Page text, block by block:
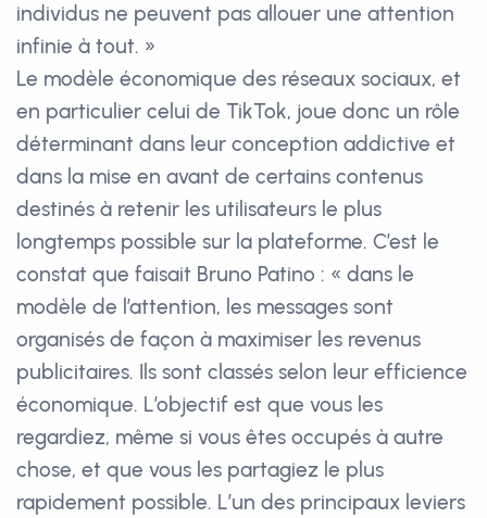
individus ne peuvent pas allouer une attention
infinie à tout. »
Le modèle économique des réseaux sociaux, et
en particulier celui de TikTok, joue donc un rôle
déterminant dans leur conception addictive et
dans la mise en avant de certains contenus
destinés à retenir les utilisateurs le plus
longtemps possible sur la plateforme. C’est le
constat que faisait Bruno Patino : « dans le
modèle de l’attention, les messages sont
organisés de façon à maximiser les revenus
publicitaires. Ils sont classés selon leur efficience
économique. L’objectif est que vous les
regardiez, même si vous êtes occupés à autre
chose, et que vous les partagiez le plus
rapidement possible. L’un des principaux leviers